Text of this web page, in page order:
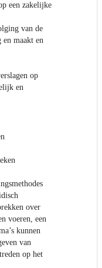
een zakelijke
van de
maakt en
op
en
over
voeren, een
kunnen
van
op het